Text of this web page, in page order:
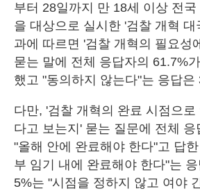
부터 28일까지 만 18세 이상 전
을 대상으로 실시한 '검찰 개혁 대
과에 따르면 '검찰 개혁의 필요성
묻는 말에 전체 응답자의 61.7%
했고 "동의하지 않는다"는 응답은
다만, '검찰 개혁의 완료 시점으
다고 보는지' 묻는 질문에 전체
"올해 안에 완료해야 한다"고 답
부 임기 내에 완료해야 한다"는
5%는 "시점을 정하지 않고 여야